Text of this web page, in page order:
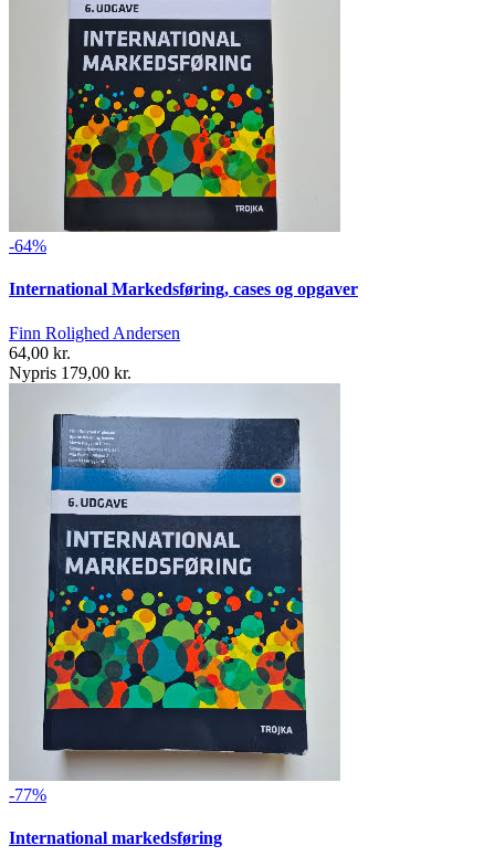
-64%
International Markedsføring, cases og opgaver
Finn Rolighed Andersen
64,00 kr.
Nypris 179,00 kr.
-77%
International markedsføring